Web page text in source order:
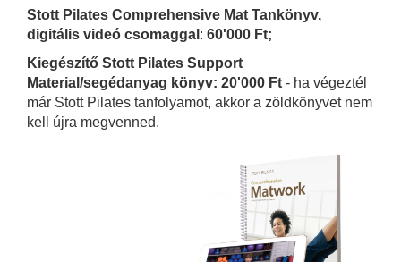
Stott Pilates Comprehensive Mat Tankönyv,
digitális videó csomaggal : 60'000 Ft;
Kiegészítő Stott Pilates Support
Material/segédanyag könyv: 20'000 Ft - ha végeztél
már Stott Pilates tanfolyamot, akkor a zöldkönyvet nem
kell újra megvenned.